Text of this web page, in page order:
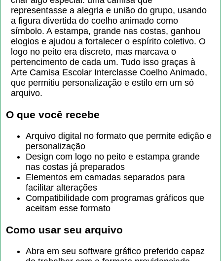
representasse a alegria e união do grupo, usando
a figura divertida do coelho animado como
símbolo. A estampa, grande nas costas, ganhou
elogios e ajudou a fortalecer o espírito coletivo. O
logo no peito era discreto, mas marcava o
pertencimento de cada um. Tudo isso graças à
Arte Camisa Escolar Interclasse Coelho Animado,
que permitiu personalização e estilo em um só
arquivo.
O que você recebe
Arquivo digital no formato que permite edição e
personalização
Design com logo no peito e estampa grande
nas costas já preparados
Elementos em camadas separados para
facilitar alterações
Compatibilidade com programas gráficos que
aceitam esse formato
Como usar seu arquivo
Abra em seu software gráfico preferido capaz